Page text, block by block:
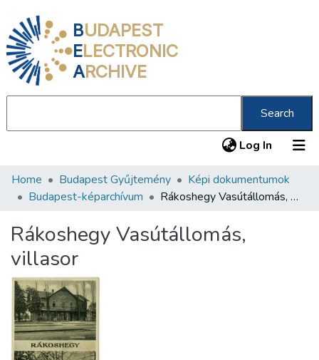
BUDAPEST
ELECTRONIC
ARCHIVE
Search
Log In (current)
Communities & Collections
Statistics
About us
Home Budapest Gyűjtemény
Képi dokumentumok
Budapest-képarchívum
Rákoshegy Vasútállomás, villasor
Rákoshegy Vasútállomás,
villasor